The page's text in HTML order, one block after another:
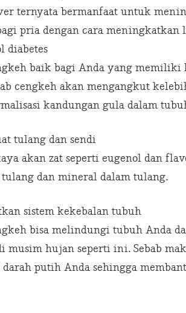
ternyata bermanfaat untuk
pria dengan cara
diabetes
baik bagi Anda yang
cengkeh akan mengangkut
kandungan gula dalam
tulang dan sendi
akan zat seperti eugenol dan
tulang dan mineral dalam tulang.
sistem kekebalan tubuh
bisa melindungi tubuh Anda
musim hujan seperti ini. Sebab
putih Anda sehingga